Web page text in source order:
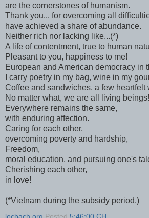
are the cornerstones of humanism.
Thank you... for overcoming all
have achieved a share of abundance.
Neither rich nor lacking like...(*)
A life of contentment, true to human
Pleasant to you, happiness to me!
European and American democracy in
I carry poetry in my bag, wine in my
Coffee and sandwiches, a few heartfelt
No matter what, we are all living beings!
Everywhere remains the same,
with enduring affection.
Caring for each other,
overcoming poverty and hardship,
Freedom,
moral education, and pursuing one's
Cherishing each other,
in love!
(*Vietnam during the subsidy period.)
locbach.org Posted 5:46:00 CH